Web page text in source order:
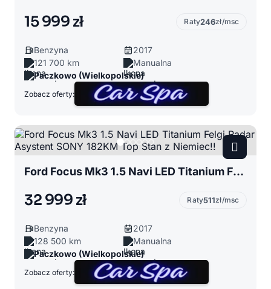
15 999 zł Raty246zł/msc
Benzyna
2017
121 700 km
Manualna
Paczkowo (Wielkopolskie)
Zobacz oferty:
Ford Focus Mk3 1.5 Navi LED Titanium Felgi Radar Asystent SONY 182KM Top Stan z Niemiec!!
32 999 zł Raty511zł/msc
Benzyna
2017
128 500 km
Manualna
Paczkowo (Wielkopolskie)
Zobacz oferty: